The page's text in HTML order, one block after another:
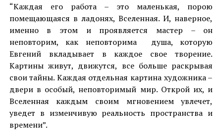
“Каждая его работа – это маленькая, порою
помещающаяся в ладонях, Вселенная. И, наверное,
именно в этом и проявляется мастер – он
неповторим, как неповторима душа, которую
Евгений вкладывает в каждое свое творение.
Картины живут, движутся, все больше раскрывая
свои тайны. Каждая отдельная картина художника –
двери в особый, неповторимый мир. Открой их, и
Вселенная каждым своим мгновением увлечет,
уведет в изменчивую реальность пространства и
времени”.